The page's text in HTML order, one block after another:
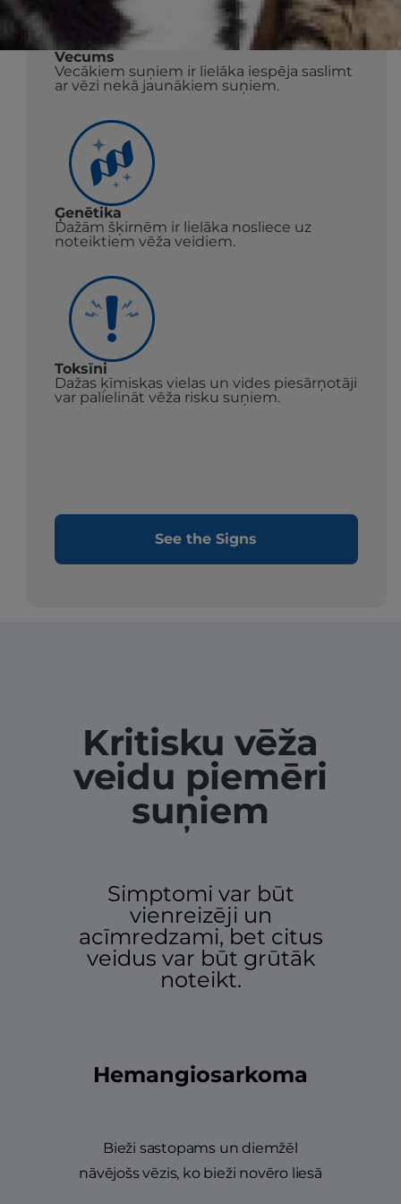
Vecums
Vecākiem suņiem ir lielāka iespēja saslimt
ar vēzi nekā jaunākiem suņiem.
Ģenētika
Dažām šķirnēm ir lielāka nosliece uz
noteiktiem vēža veidiem.
Toksīni
Dažas ķīmiskas vielas un vides piesārņotāji
var palielināt vēža risku suņiem.
See the Signs
Kritisku vēža
veidu piemēri
suņiem
Simptomi var būt
vienreizēji un
acīmredzami, bet citus
veidus var būt grūtāk
noteikt.
Hemangiosarkoma
Bieži sastopams un diemžēl
nāvējošs vēzis, ko bieži novēro liesā